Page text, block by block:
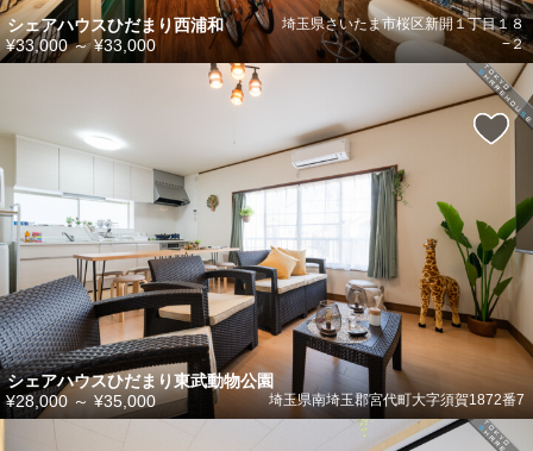
シェアハウスひだまり西浦和
埼玉県さいたま市桜区新開１丁目１８
−２
¥33,000～¥33,000
シェアハウスひだまり東武動物公園
埼玉県南埼玉郡宮代町大字須賀1872番7
¥28,000 ～ ¥35,000